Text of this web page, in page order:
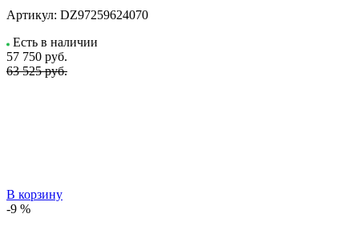
Артикул: DZ97259624070
Есть в наличии
57 750 руб.
63 525 руб.
В корзину
-9 %